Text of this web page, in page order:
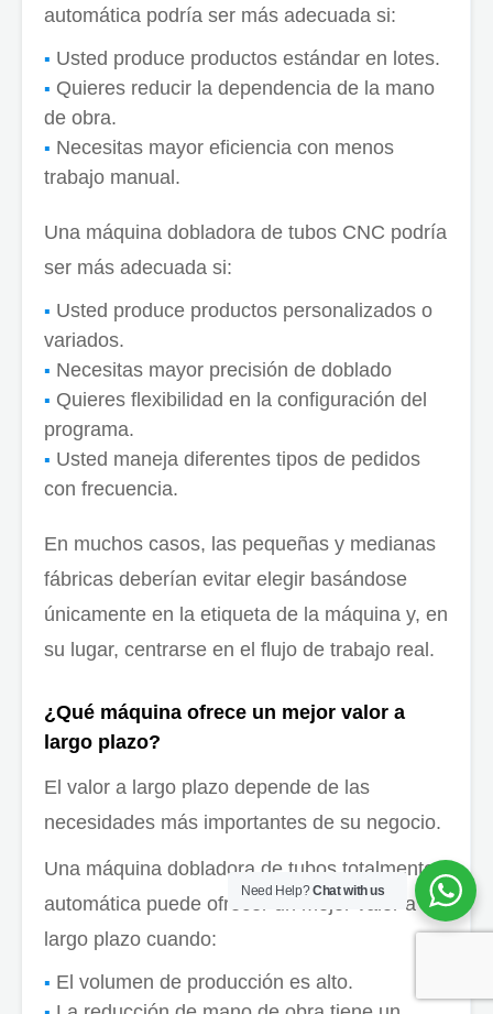
automática podría ser más adecuada si:
Usted produce productos estándar en lotes.
Quieres reducir la dependencia de la mano
de obra.
Necesitas mayor eficiencia con menos
trabajo manual.
Una máquina dobladora de tubos CNC podría
ser más adecuada si:
Usted produce productos personalizados o
variados.
Necesitas mayor precisión de doblado
Quieres flexibilidad en la configuración del
programa.
Usted maneja diferentes tipos de pedidos
con frecuencia.
En muchos casos, las pequeñas y medianas
fábricas deberían evitar elegir basándose
únicamente en la etiqueta de la máquina y, en
su lugar, centrarse en el flujo de trabajo real.
¿Qué máquina ofrece un mejor valor a
largo plazo?
El valor a largo plazo depende de las
necesidades más importantes de su negocio.
Una máquina dobladora de tubos totalmente
automática puede ofrecer un mejor valor a
largo plazo cuando:
El volumen de producción es alto.
Need Help?Chat with us